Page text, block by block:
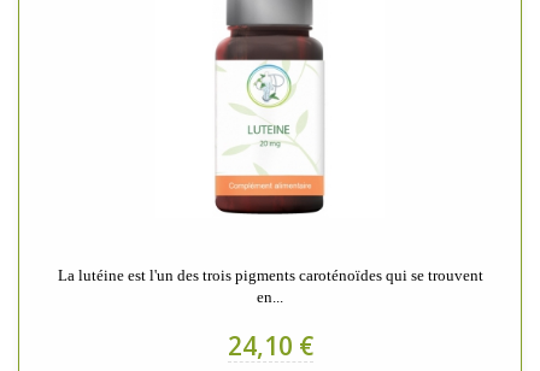
La lutéine est l'un des trois pigments caroténoïdes qui se trouvent
en...
24,10 €